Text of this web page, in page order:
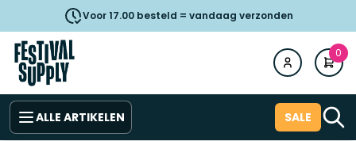
Voor 17.00 besteld = vandaag verzonden
0
ALLE ARTIKELEN SALE